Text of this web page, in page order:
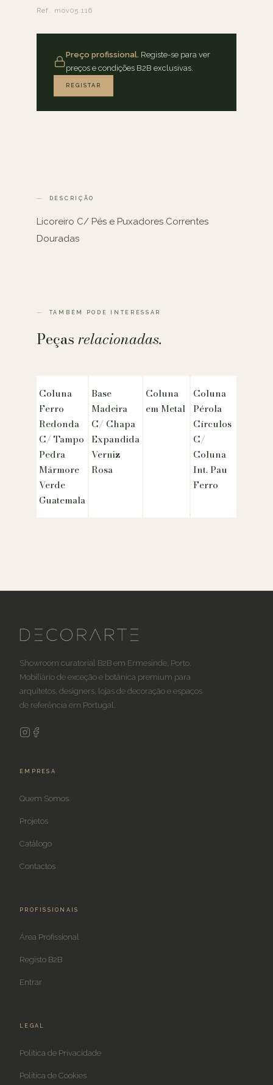
Ref. mov05.116
Preço profissional. Registe-se para ver
preços e condições B2B exclusivas.
REGISTAR
DESCRIÇÃO
Licoreiro C/ Pés e Puxadores Correntes
Douradas
TAMBÉM PODE INTERESSAR
Peçasrelacionadas.
Coluna
Ferro
Redonda
C/ Tampo
Pedra
Mármore
Verde
Guatemala
Base
Madeira
C/ Chapa
Expandida
Verniz
Rosa
Coluna
em Metal
Coluna
Pérola
Círculos
C/
Coluna
Int. Pau
Ferro
Showroom curatorial B2B em Ermesinde, Porto.
Mobiliário de exceção e botânica premium para
arquitetos, designers, lojas de decoração e espaços
de referência em Portugal.
EMPRESA
Quem Somos
Projetos
Catálogo
Contactos
PROFISSIONAIS
Área Profissional
Registo B2B
Entrar
LEGAL
Política de Privacidade
Política de Cookies